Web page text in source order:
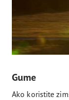
Gume
Ako koristite